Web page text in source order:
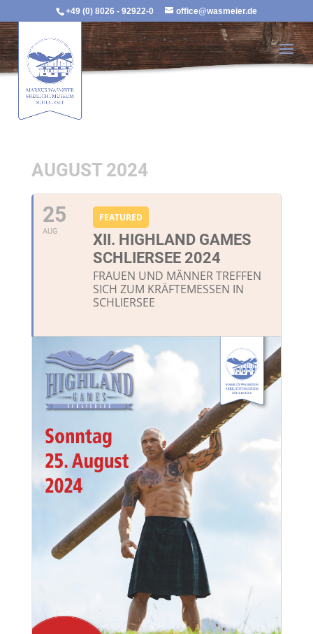
+49 (0) 8026 - 92922-0 office@wasmeier.de
AUGUST 2024
25
AUG
FEATURED
XII. HIGHLAND GAMES
SCHLIERSEE 2024
FRAUEN UND MÄNNER TREFFEN
SICH ZUM KRÄFTEMESSEN IN
SCHLIERSEE